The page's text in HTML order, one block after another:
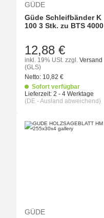
GÜDE
Güde Schleifbänder K
100 3 Stk. zu BTS 4000
12,88 €
inkl. 19% USt. zzgl. Versand
(GLS)
Netto: 10,82 €
Sofort verfügbar
Lieferzeit: 2 - 4 Werktage
(DE - Ausland abweichend)
GÜDE